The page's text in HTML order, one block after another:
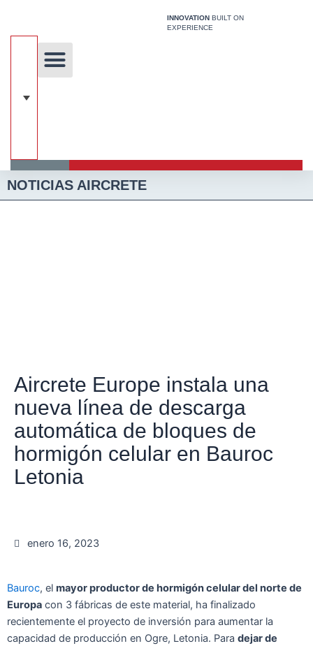
contenido
INNOVATION BUILT ON
EXPERIENCE
NOTICIAS AIRCRETE
Aircrete Europe instala una
nueva línea de descarga
automática de bloques de
hormigón celular en Bauroc
Letonia
enero 16, 2023
Bauroc, el mayor productor de hormigón celular del norte de
Europa con 3 fábricas de este material, ha finalizado
recientemente el proyecto de inversión para aumentar la
capacidad de producción en Ogre, Letonia. Para dejar de